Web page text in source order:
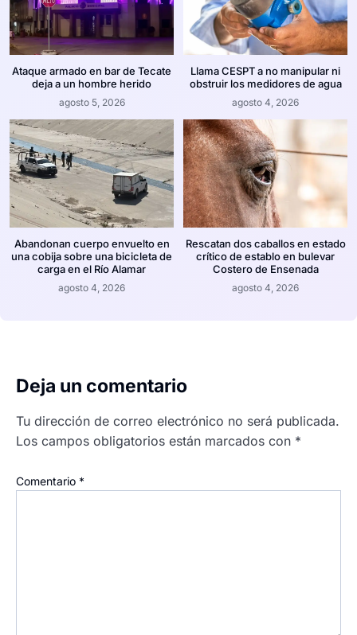
Ataque armado en bar de Tecate
deja a un hombre herido
agosto 5, 2026
Llama CESPT a no manipular ni
obstruir los medidores de agua
agosto 4, 2026
Abandonan cuerpo envuelto en
una cobija sobre una bicicleta de
carga en el Río Alamar
agosto 4, 2026
Rescatan dos caballos en estado
crítico de establo en bulevar
Costero de Ensenada
agosto 4, 2026
Deja un comentario
Tu dirección de correo electrónico no será publicada.
Los campos obligatorios están marcados con *
Comentario *